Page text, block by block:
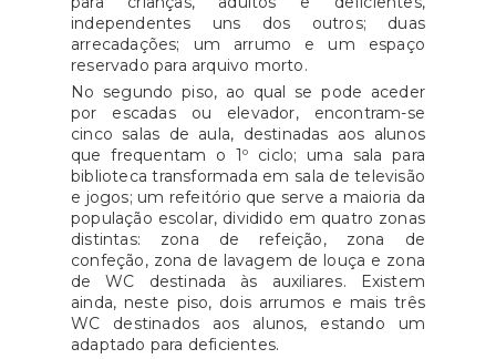
independentes uns dos outros; duas
arrecadações; um arrumo e um espaço
reservado para arquivo morto.
No segundo piso, ao qual se pode aceder
por escadas ou elevador, encontram-se
cinco salas de aula, destinadas aos alunos
que frequentam o 1º ciclo; uma sala para
biblioteca transformada em sala de televisão
e jogos; um refeitório que serve a maioria da
população escolar, dividido em quatro zonas
distintas: zona de refeição, zona de
confeção, zona de lavagem de louça e zona
de WC destinada às auxiliares. Existem
ainda, neste piso, dois arrumos e mais três
WC destinados aos alunos, estando um
adaptado para deficientes.